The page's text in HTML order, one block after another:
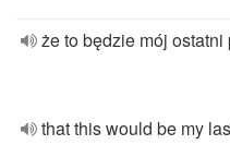
że to będzie mój ostatni
that this would be my